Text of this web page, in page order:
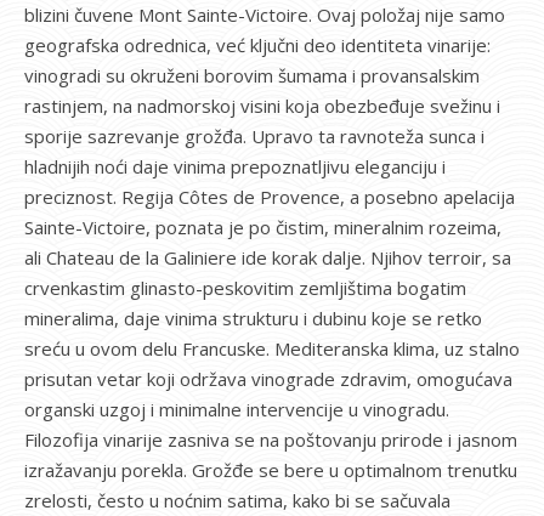
blizini čuvene Mont Sainte-Victoire. Ovaj položaj nije samo
geografska odrednica, već ključni deo identiteta vinarije:
vinogradi su okruženi borovim šumama i provansalskim
rastinjem, na nadmorskoj visini koja obezbeđuje svežinu i
sporije sazrevanje grožđa. Upravo ta ravnoteža sunca i
hladnijih noći daje vinima prepoznatljivu eleganciju i
preciznost. Regija Côtes de Provence, a posebno apelacija
Sainte-Victoire, poznata je po čistim, mineralnim rozeima,
ali Chateau de la Galiniere ide korak dalje. Njihov terroir, sa
crvenkastim glinasto-peskovitim zemljištima bogatim
mineralima, daje vinima strukturu i dubinu koje se retko
sreću u ovom delu Francuske. Mediteranska klima, uz stalno
prisutan vetar koji održava vinograde zdravim, omogućava
organski uzgoj i minimalne intervencije u vinogradu.
Filozofija vinarije zasniva se na poštovanju prirode i jasnom
izražavanju porekla. Grožđe se bere u optimalnom trenutku
zrelosti, često u noćnim satima, kako bi se sačuvala